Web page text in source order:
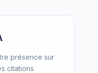
présence sur
citations